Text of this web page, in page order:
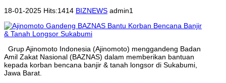
18-01-2025 Hits:1414 BIZNEWS admin1
Grup Ajinomoto Indonesia (Ajinomoto) menggandeng Badan
Amil Zakat Nasional (BAZNAS) dalam memberikan bantuan
kepada korban bencana banjir & tanah longsor di Sukabumi,
Jawa Barat.